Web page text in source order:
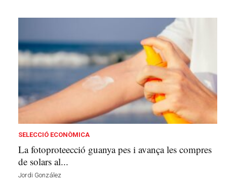
SELECCIÓ ECONÒMICA
La fotoproteecció guanya pes i avança les compres
de solars al...
Jordi González